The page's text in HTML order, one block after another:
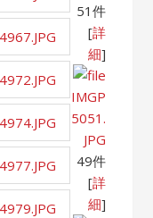
51件
[詳
細]
IMGP
5051.
JPG
49件
[詳
細]